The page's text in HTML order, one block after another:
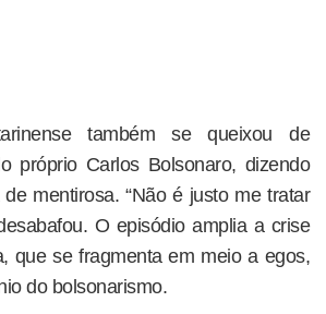
também se queixou de
próprio Carlos Bolsonaro, dizendo
mentirosa. “Não é justo me tratar
O episódio amplia a crise
que se fragmenta em meio a egos,
do bolsonarismo.